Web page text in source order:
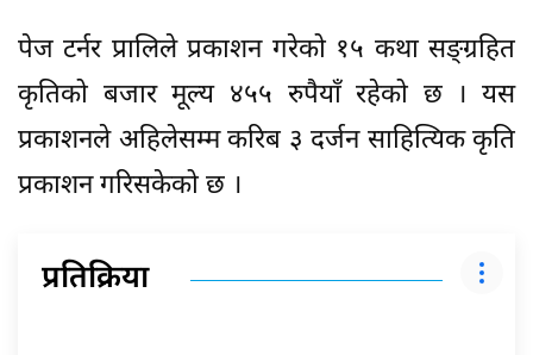
पेज टर्नर प्रालिले प्रकाशन गरेको १५ कथा सङ्ग्रहित
कृतिको बजार मूल्य ४५५ रुपैयाँ रहेको छ । यस
प्रकाशनले अहिलेसम्म करिब ३ दर्जन साहित्यिक कृति
प्रकाशन गरिसकेको छ ।
प्रतिक्रिया